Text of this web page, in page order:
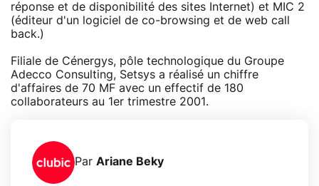
réponse et de disponibilité des sites Internet) et MIC 2
(éditeur d'un logiciel de co-browsing et de web call
back.)
Filiale de Cénergys, pôle technologique du Groupe
Adecco Consulting, Setsys a réalisé un chiffre
d'affaires de 70 MF avec un effectif de 180
collaborateurs au 1er trimestre 2001.
Par Ariane Beky